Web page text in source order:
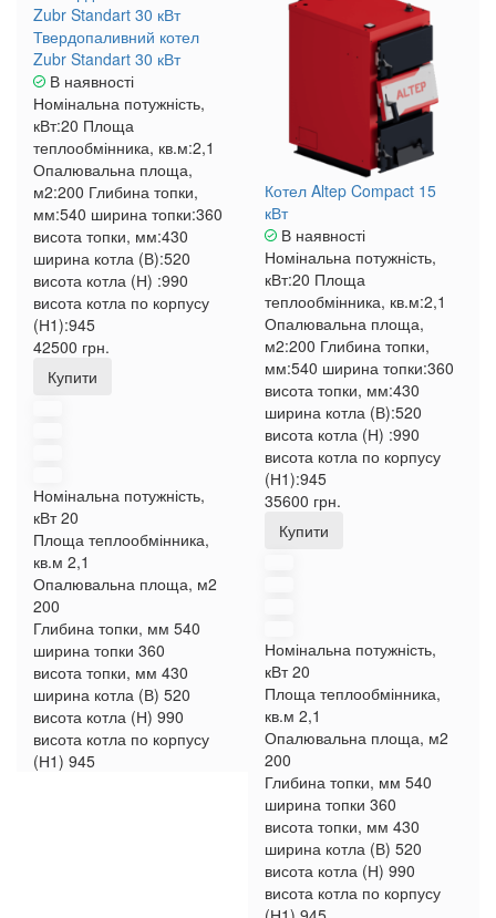
Твердопаливний котел
Zubr Standart 30 кВт
В наявності
Номінальна потужність,
кВт:20 Площа
теплообмінника, кв.м:2,1
Опалювальна площа,
м2:200 Глибина топки,
мм:540 ширина топки:360
висота топки, мм:430
ширина котла (В):520
висота котла (Н) :990
висота котла по корпусу
(Н1):945
42500 грн.
Купити
Номінальна потужність,
кВт 20
Площа теплообмінника,
кв.м 2,1
Опалювальна площа, м2
200
Глибина топки, мм 540
ширина топки 360
висота топки, мм 430
ширина котла (В) 520
висота котла (Н) 990
висота котла по корпусу
(Н1) 945
Котел Altep Compact 15
кВт
В наявності
Номінальна потужність,
кВт:20 Площа
теплообмінника, кв.м:2,1
Опалювальна площа,
м2:200 Глибина топки,
мм:540 ширина топки:360
висота топки, мм:430
ширина котла (В):520
висота котла (Н) :990
висота котла по корпусу
(Н1):945
35600 грн.
Купити
Номінальна потужність,
кВт 20
Площа теплообмінника,
кв.м 2,1
Опалювальна площа, м2
200
Глибина топки, мм 540
ширина топки 360
висота топки, мм 430
ширина котла (В) 520
висота котла (Н) 990
висота котла по корпусу